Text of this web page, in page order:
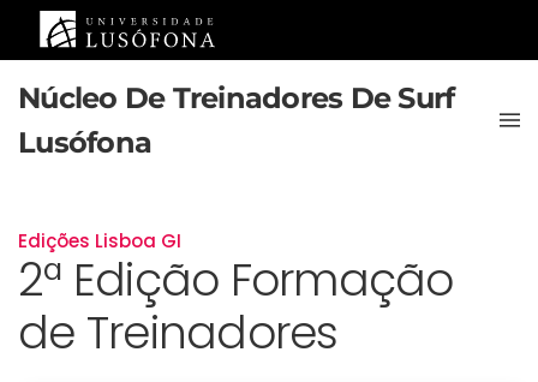
Saltar para o conteúdo principal
Núcleo De Treinadores De Surf
Lusófona
Edições Lisboa GI
2ª Edição Formação
de Treinadores